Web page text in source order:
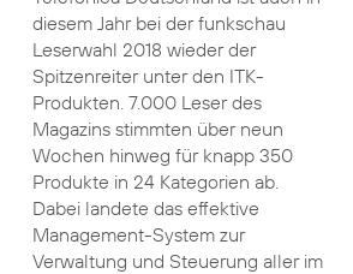
diesem Jahr bei der funkschau
Leserwahl 2018 wieder der
Spitzenreiter unter den ITK-
Produkten. 7.000 Leser des
Magazins stimmten über neun
Wochen hinweg für knapp 350
Produkte in 24 Kategorien ab.
Dabei landete das effektive
Management-System zur
Verwaltung und Steuerung aller im